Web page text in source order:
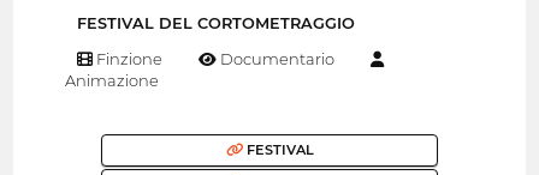
FESTIVAL DEL CORTOMETRAGGIO
Finzione
Documentario
Animazione
FESTIVAL